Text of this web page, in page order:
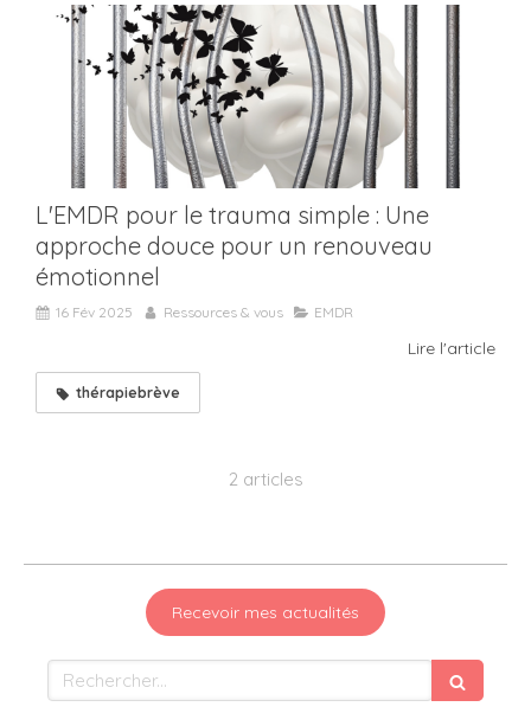
L'EMDR pour le trauma simple : Une
approche douce pour un renouveau
émotionnel
16 Fév 2025 Ressources & vous EMDR
Lire l'article
thérapiebrève
2 articles
Recevoir mes actualités
Rechercher